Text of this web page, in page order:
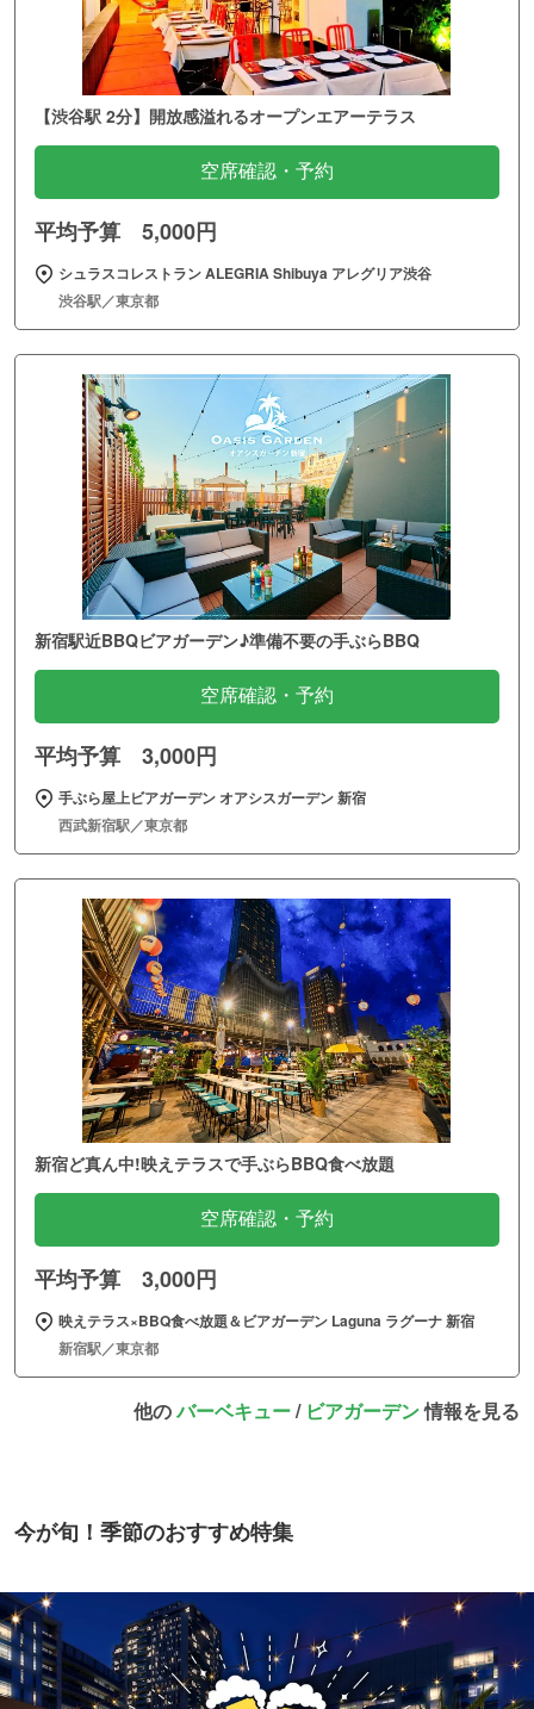
【渋谷駅 2分】開放感溢れるオープンエアーテラス
空席確認・予約
平均予算 5,000円
シュラスコレストラン ALEGRIA Shibuya アレグリア渋谷
渋谷駅／東京都
新宿駅近BBQビアガーデン♪準備不要の手ぶらBBQ
空席確認・予約
平均予算 3,000円
手ぶら屋上ビアガーデン オアシスガーデン 新宿
西武新宿駅／東京都
新宿ど真ん中!映えテラスで手ぶらBBQ食べ放題
空席確認・予約
平均予算 3,000円
映えテラス×BBQ食べ放題＆ビアガーデン Laguna ラグーナ 新宿
新宿駅／東京都
他のバーベキュー/ ビアガーデン情報を見る
今が旬！季節のおすすめ特集